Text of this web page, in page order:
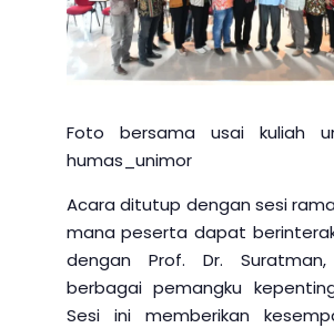
Foto bersama usai kuliah
humas_unimor
Acara ditutup dengan sesi
mana peserta dapat
dengan Prof. Dr. Suratman,
berbagai pemangku
Sesi ini memberikan